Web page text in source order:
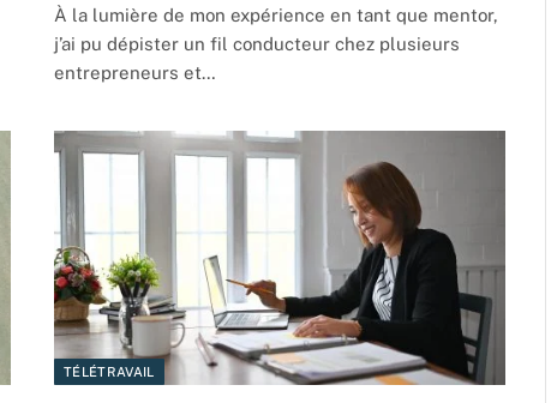
À la lumière de mon expérience en tant que mentor,
j’ai pu dépister un fil conducteur chez plusieurs
entrepreneurs et…
TÉLÉTRAVAIL